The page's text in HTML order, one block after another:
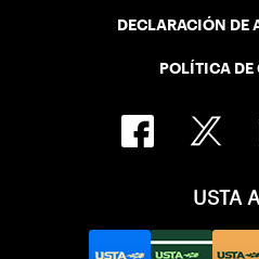
DECLARACIÓN DE
POLÍTICA DE
USTA